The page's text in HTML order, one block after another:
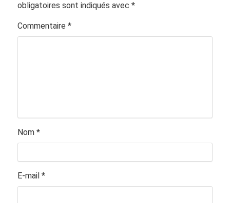
obligatoires sont indiqués avec *
Commentaire *
Nom *
E-mail *